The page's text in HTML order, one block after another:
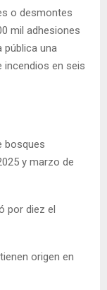
o desmontes
mil adhesiones
pública una
incendios en seis
bosques
y marzo de
por diez el
origen en